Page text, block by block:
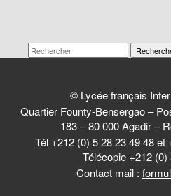
© Lycée français
Quartier Founty-Bensergao –
183 – 80 000 Agadir –
Tél +212 (0) 5 28 23 49 48 et
Télécopie +212 (0)
Contact mail :